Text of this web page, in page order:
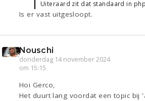
Uiteraard zit dat standaard in
Is er vast uitgesloopt.
Nouschi
donderdag 14 november 2024
om 15:15
Hoi Gerco,
Het duurt lang voordat een topic bij